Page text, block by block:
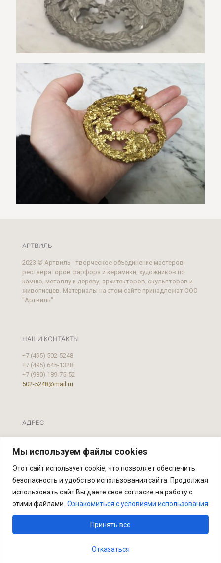
Мы используем файлы cookies
Этот сайт использует cookie, что позволяет обеспечить
безопасность и удобство использования сайта. Продолжая
использовать сайт Вы даете свое согласие на работу с
этими файлами. Ознакомиться с условиями использования
Отказаться
Принять все
АРТВИЛЬ
2023 © Артвиль - творческое объединение мастеров-
реставраторов фарфора и керамики, художников по
камню, металлу и дереву, архитекторов, скульпторов и
живописцев. Материалы на этом сайте принадлежат ООО
"Артвиль"
НАШИ КОНТАКТЫ
+7 (495) 502-5248
+7 (495) 645-1328
+7 (980) 189-75-52
502-5248@mail.ru
АДРЕС
Реставрационная мастерская "Артвиль" Официальный